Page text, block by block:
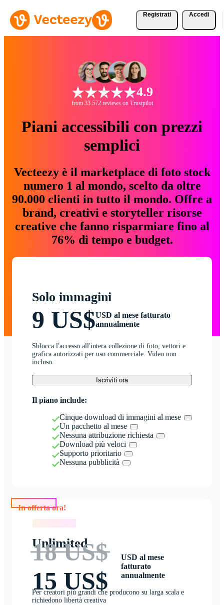
Registrati Accedi
4.9
from 33.572 reviews on Trustpilot
Piani accessibili con prezzi
semplici
Vecteezy è il marketplace di foto stock
numero 1 al mondo, scelto da oltre
90.000 clienti in tutto il mondo. Offre a
brand, creativi e storyteller risorse
creative che fanno risparmiare fino al
76% di tempo e budget.
Solo immagini
9 US$USD al mese fatturato
annualmente
Sblocca l'accesso all'intera collezione di foto, vettori e
grafica autorizzati per uso commerciale. Video non
incluso.
Iscriviti ora
Il piano include:
Cinque download di immagini al mese
Un pacchetto al mese
Nessuna attribuzione richiesta
Download più veloci
Supporto prioritario
Nessuna pubblicità
Unlimited
18 US$
15 US$
USD al mese
fatturato
annualmente
Per creatori più grandi che producono su larga scala e
richiedono libertà creativa